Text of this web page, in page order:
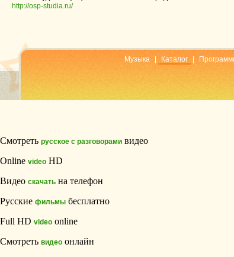
http://osp-studia.ru/
Музыка Каталог
Смотреть русское с разговорами видео
Online video HD
Видео скачать на телефон
Русские фильмы бесплатно
Full HD video online
Смотреть видео онлайн